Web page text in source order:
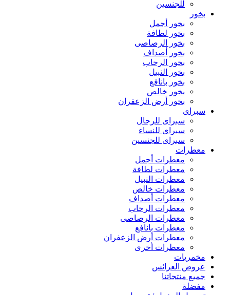
للجنسين
بخور
بخور أجمل
بخور لطافة
بخور الرصاصى
بخور أصداف
بخور الرحاب
بخور النبيل
بخور بانافع
بخور خالص
بخور أرض الزعفران
سبراى
سبراى للرجال
سبراى للنساء
سبراى للجنسين
معطرات
معطرات أجمل
معطرات لطافة
معطرات النبيل
معطرات خالص
معطرات أصداف
معطرات الرحاب
معطرات الرصاصى
معطرات بانافع
معطرات أرض الزعفران
معطرات أخرى
مخمريات
عروض العرائس
جميع منتجاتنا
مفضلة